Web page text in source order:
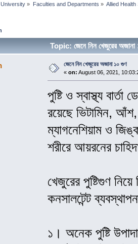
University » Faculties and Departments » Allied Health
Topic: জেনে নিন খেজুরের
জেনে নিন খেজুরের অজানা ১০ গুণ
« on: August 06, 2021,
পুষ্টি ও স্বাস্থ্য
রয়েছে ভিটামিন,
ম্যাগনেশিয়াম ও
শরীরে আয়রনের
খেজুরের পুষ্টিগুণ
কনসালটেন্ট
১। অনেক পুষ্টি